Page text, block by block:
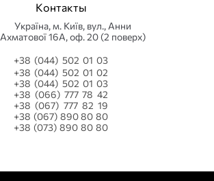
Контакты
Українa, м. Київ, вул., Анни
Ахматової 16А, оф. 20 (2 поверх)
+38 (044) 502 01 03
+38 (044) 502 01 02
+38 (044) 502 01 03
+38 (066) 777 78 42
+38 (067) 777 82 19
+38 (067) 890 80 80
+38 (073) 890 80 80